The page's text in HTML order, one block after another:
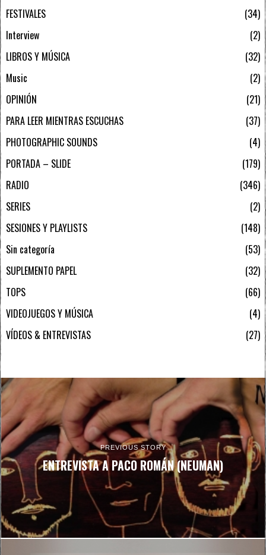
FESTIVALES
34
Interview
2
LIBROS Y MÚSICA
32
Music
2
OPINIÓN
21
PARA LEER MIENTRAS ESCUCHAS
37
PHOTOGRAPHIC SOUNDS
4
PORTADA – SLIDE
179
RADIO
346
SERIES
2
SESIONES Y PLAYLISTS
148
Sin categoría
53
SUPLEMENTO PAPEL
32
TOPS
66
VIDEOJUEGOS Y MÚSICA
4
VÍDEOS & ENTREVISTAS
27
PREVIOUS STORY
ENTREVISTA A PACO ROMÁN (NEUMAN)